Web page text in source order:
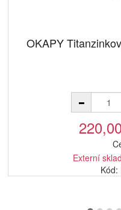
OKAPY
Externí
Kód: